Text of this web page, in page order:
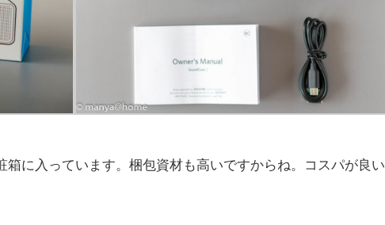
に入っています。梱包資材も高いですからね。コスパが良い